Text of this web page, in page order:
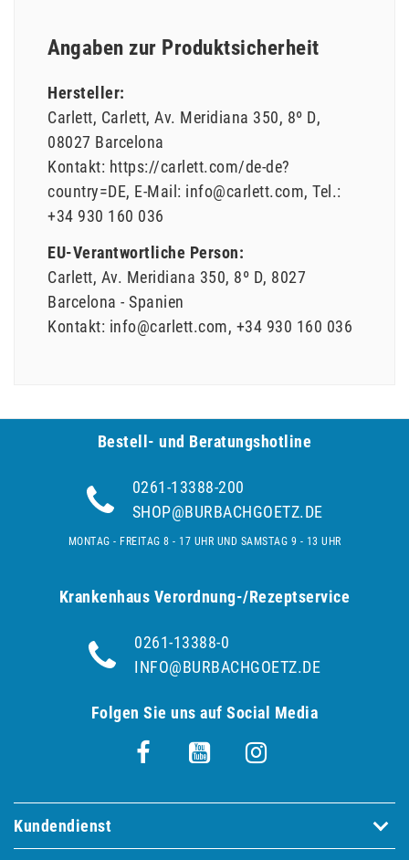
Angaben zur Produktsicherheit
Hersteller:
Carlett Carlett Av. Meridiana 350, 8º D
08027 Barcelona
Kontakt: https://carlett.com/de-de?
country=DE E-Mail: info@carlett.com Tel.:
+34 930 160 036
EU-Verantwortliche Person:
Carlett Av. Meridiana 350, 8º D 8027
Barcelona
Spanien
Kontakt: info@carlett.com +34 930 160 036
Bestell- und Be­ra­tungs­hot­line
0261-13388-200
SHOP@BURBACHGOETZ.DE
MONTAG - FREITAG 8 - 17 UHR UND SAMSTAG 9 - 13 UHR
Krankenhaus Verordnung-/Rezeptservice
0261-13388-0
INFO@BURBACHGOETZ.DE
Folgen Sie uns auf Social Media
Kundendienst